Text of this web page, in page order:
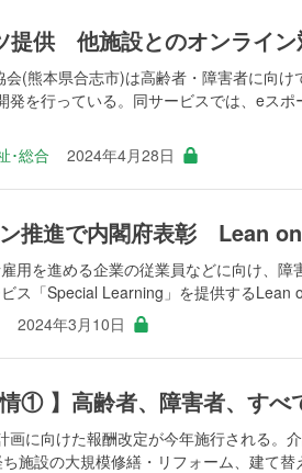
提供 他施設とのオンライン
(熊本県合志市)は高齢者・障害者に向け
発を行っている。同サービスでは、eス
･総合 2024年4月28日
推進で内閣府表彰 Lean
用を進める企業の従業員などに向け、
ス「Special Learning」を提供するLean
2024年3月10日
① 】高齢者、障害者、すべ
画に向けた報酬改定が今年施行される。
施設の大規模修繕・リフォーム、建て